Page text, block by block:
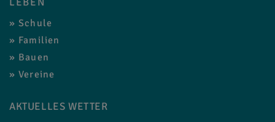
Schule
Familien
Bauen
Vereine
AKTUELLES WETTER